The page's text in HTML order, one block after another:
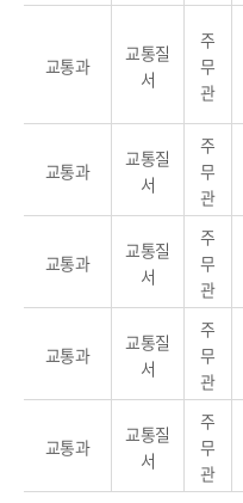
교통과
교통질
서
주
무
관
교통과
교통질
서
주
무
관
교통과
교통질
서
주
무
관
교통과
교통질
서
주
무
관
교통과
교통질
서
주
무
관